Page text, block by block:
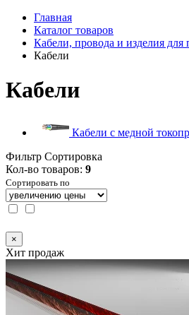
Главная
Каталог товаров
Кабели, провода и изделия для
Кабели
Кабели
Кабели с медной
Фильтр Сортировка
Кол-во товаров: 9
Сортировать по
×
Хит продаж